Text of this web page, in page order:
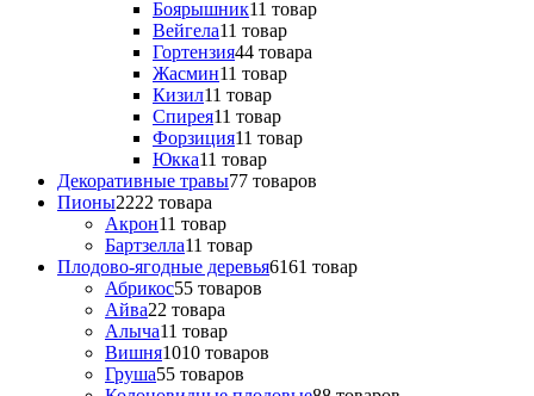
Боярышник11 товар
Вейгела11 товар
Гортензия44 товара
Жасмин11 товар
Кизил11 товар
Спирея11 товар
Форзиция11 товар
Юкка11 товар
Декоративные травы77 товаров
Пионы2222 товара
Акрон11 товар
Бартзелла11 товар
Плодово-ягодные деревья6161 товар
Абрикос55 товаров
Айва22 товара
Алыча11 товар
Вишня1010 товаров
Груша55 товаров